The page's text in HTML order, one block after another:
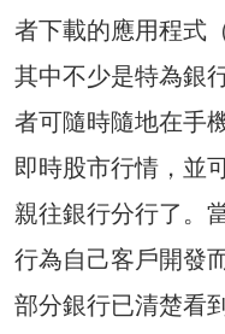
者下載的應用程式
其中不少是特為銀
者可隨時隨地在手
即時股市行情，並
親往銀行分行了。
行為自己客戶開發
部分銀行已清楚看